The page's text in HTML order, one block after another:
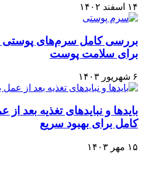
۱۴ اسفند ۱۴۰۲
بررسی کامل سرم‌های پوستی
برای سلامت پوست
۶ شهریور ۱۴۰۳
بایدها و نبایدهای تغذیه بعد
کامل برای بهبود سریع
۱۵ مهر ۱۴۰۳